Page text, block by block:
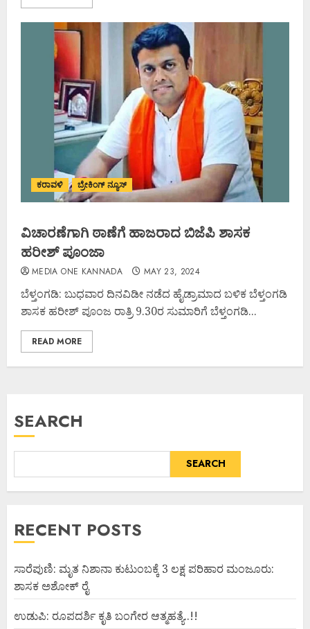
ಕರಾವಳಿ ಬ್ರೇಕಿಂಗ್ ನ್ಯೂಸ್
ವಿಚಾರಣೆಗಾಗಿ ಠಾಣೆಗೆ ಹಾಜರಾದ ಬಿಜೆಪಿ ಶಾಸಕ
ಹರೀಶ್ ಪೂಂಜಾ
MEDIA ONE KANNADA MAY 23, 2024
ಬೆಳ್ತಂಗಡಿ: ಬುಧವಾರ ದಿನವಿಡೀ ನಡೆದ ಹೈಡ್ರಾಮಾದ ಬಳಿಕ ಬೆಳ್ತಂಗಡಿ
ಶಾಸಕ ಹರೀಶ್ ಪೂಂಜ ರಾತ್ರಿ 9.30ರ ಸುಮಾರಿಗೆ ಬೆಳ್ತಂಗಡಿ...
READ MORE
SEARCH
SEARCH
RECENT POSTS
ಸಾರೆಪುಣಿ: ಮೃತ ನಿಶಾನಾ ಕುಟುಂಬಕ್ಕೆ 3 ಲಕ್ಷ ಪರಿಹಾರ ಮಂಜೂರು:
ಶಾಸಕ ಅಶೋಕ್ ರೈ
ಉಡುಪಿ: ರೂಪದರ್ಶಿ ಕೃತಿ ಬಂಗೇರ ಆತ್ಮಹತ್ಯೆ..!!